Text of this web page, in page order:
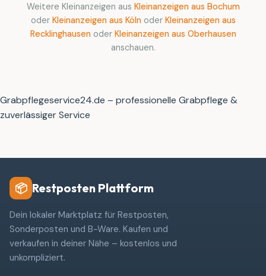
Weitere Kleinanzeigen aus Kleinanzeigen aus Bochum
oder Kleinanzeigen aus Kölnoder Kleinanzeigen aus
Recklinghausenoder Kleinanzeigen aus Oberhausen
anschauen.
Grabpflegeservice24.de – professionelle Grabpflege &
zuverlässiger Service
📦 Restposten Plattform
Dein lokaler Marktplatz für Restposten,
Sonderposten und B-Ware. Kaufen und
verkaufen in deiner Nähe – kostenlos und
unkompliziert.